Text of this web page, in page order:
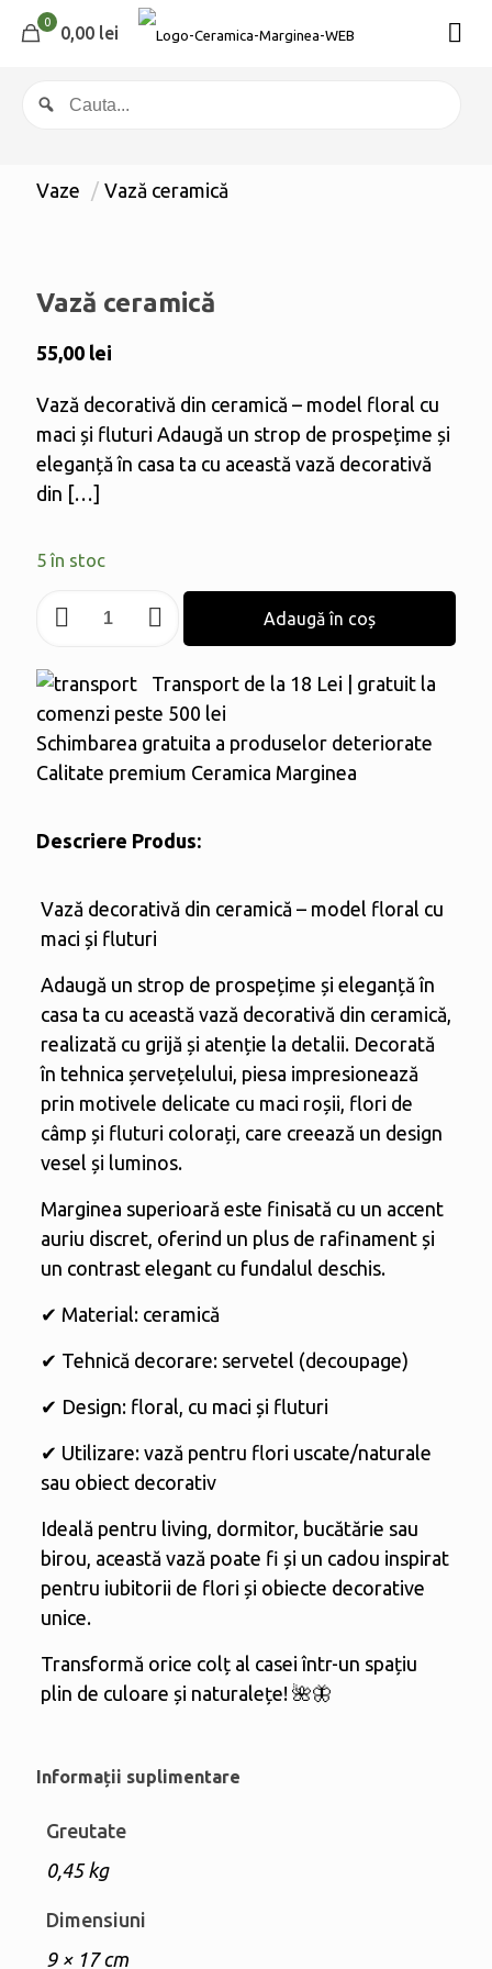
0
0,00 lei
Vaze / Vază ceramică
Vază ceramică
55,00 lei
Vază decorativă din ceramică – model floral cu
maci și fluturi Adaugă un strop de prospețime și
eleganță în casa ta cu această vază decorativă
din […]
5 în stoc
Cantitate
Vază
Adaugă în coș
Transport de la 18 Lei | gratuit la
comenzi peste 500 lei
Schimbarea gratuita a produselor deteriorate
Calitate premium Ceramica Marginea
Descriere Produs:
Vază decorativă din ceramică – model floral cu
maci și fluturi
Adaugă un strop de prospețime și eleganță în
casa ta cu această vază decorativă din ceramică,
realizată cu grijă și atenție la detalii. Decorată
în tehnica șervețelului, piesa impresionează
prin motivele delicate cu maci roșii, flori de
câmp și fluturi colorați, care creează un design
vesel și luminos.
Marginea superioară este finisată cu un accent
auriu discret, oferind un plus de rafinament și
un contrast elegant cu fundalul deschis.
✔ Material: ceramică
✔ Tehnică decorare: servetel (decoupage)
✔ Design: floral, cu maci și fluturi
✔ Utilizare: vază pentru flori uscate/naturale
sau obiect decorativ
Ideală pentru living, dormitor, bucătărie sau
birou, această vază poate fi și un cadou inspirat
pentru iubitorii de flori și obiecte decorative
unice.
Transformă orice colț al casei într-un spațiu
plin de culoare și naturalețe! 🌺🦋
Informații suplimentare
Greutate
0,45 kg
Dimensiuni
9 × 17 cm